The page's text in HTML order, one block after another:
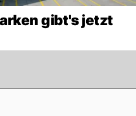
gibt's jetzt